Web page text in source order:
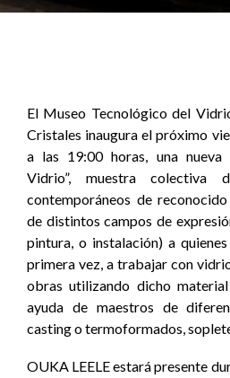
El Museo Tecnológico del
Cristales inaugura el próximo
a las 19:00 horas, una nueva
Vidrio”, muestra colectiva
contemporáneos de
de distintos campos de
pintura, o instalación) a
primera vez, a trabajar con
obras utilizando dicho
ayuda de maestros de
casting o termoformados,
OUKA LEELE estará presente